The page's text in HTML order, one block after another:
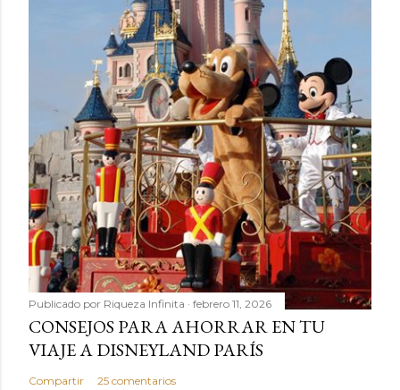
Publicado por Riqueza Infinita febrero 11, 2026
CONSEJOS PARA AHORRAR EN TU
VIAJE A DISNEYLAND PARÍS
Compartir 25 comentarios